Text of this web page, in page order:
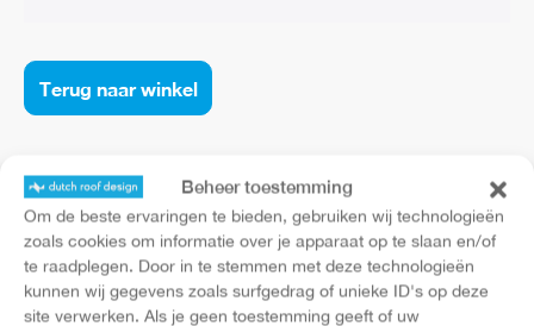
Beheer toestemming
Om de beste ervaringen te bieden, gebruiken wij technologieën
zoals cookies om informatie over je apparaat op te slaan en/of
te raadplegen. Door in te stemmen met deze technologieën
kunnen wij gegevens zoals surfgedrag of unieke ID's op deze
site verwerken. Als je geen toestemming geeft of uw
Terug naar winkel
view Advies op maat HR ++/